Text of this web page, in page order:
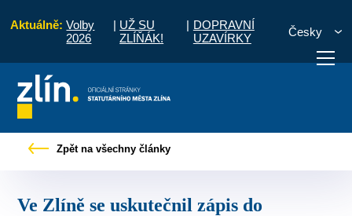
Aktuálně: Volby
2026
| UŽ SU
ZLÍŇÁK!
| DOPRAVNÍ
UZAVÍRKY
Česky
vyřídit Potřebuji zaplatit
Zpět na všechny články
Ve Zlíně se uskutečnil zápis do